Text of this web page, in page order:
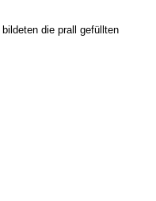
die prall gefüllten